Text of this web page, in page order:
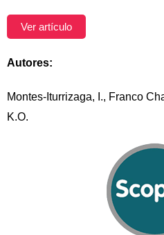
Ver artículo
Autores:
Montes-Iturrizaga, I., Franco
K.O.